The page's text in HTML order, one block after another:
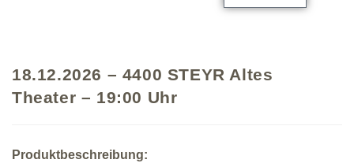
18.12.2026 – 4400 STEYR Altes
Theater – 19:00 Uhr
Produktbeschreibung: